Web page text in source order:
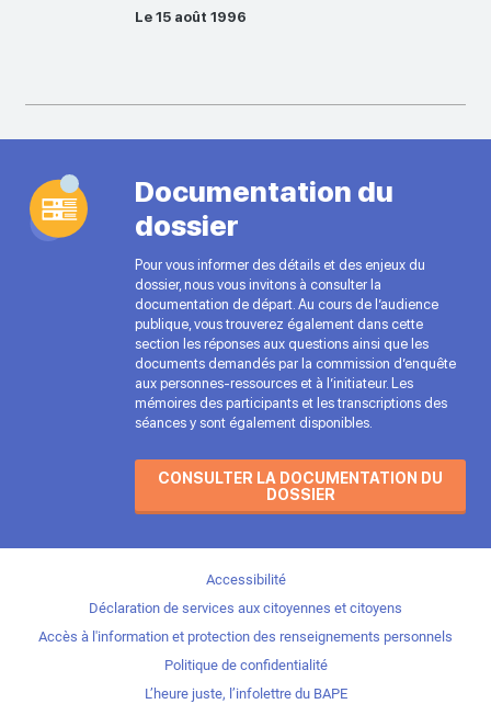
Le 15 août 1996
Documentation du
dossier
Pour vous informer des détails et des enjeux du
dossier, nous vous invitons à consulter la
documentation de départ. Au cours de l’audience
publique, vous trouverez également dans cette
section les réponses aux questions ainsi que les
documents demandés par la commission d’enquête
aux personnes-ressources et à l’initiateur. Les
mémoires des participants et les transcriptions des
séances y sont également disponibles.
CONSULTER LA DOCUMENTATION DU
DOSSIER
Accessibilité
Déclaration de services aux citoyennes et citoyens
Accès à l'information et protection des renseignements personnels
Politique de confidentialité
L’heure juste, l’infolettre du BAPE